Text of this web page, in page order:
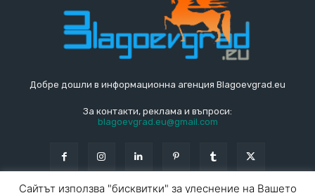
Добре дошли в информационна агенция Blagoevgrad.eu
За контакти, реклама и въпроси:
blagoevgrad.eu@gmail.com
Сайтът използва "бисквитки" за улеснение на Вашето